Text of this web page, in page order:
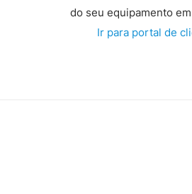
do seu equipamento
Ir para portal de